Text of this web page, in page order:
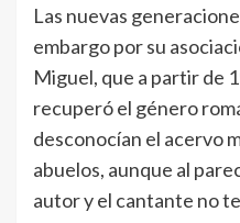
Las nuevas
embargo por su
Miguel, que a partir de
recuperó el género
desconocían el acervo
abuelos, aunque al
autor y el cantante no